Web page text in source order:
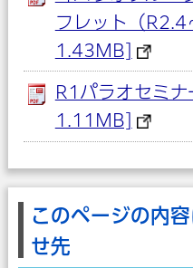
フレット（R2.4
1.43MB]
R1パラオセミナ
1.11MB]
このページの内
せ先